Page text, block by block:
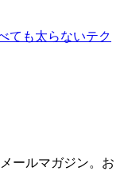
ても太らないテク
ールマガジン。お